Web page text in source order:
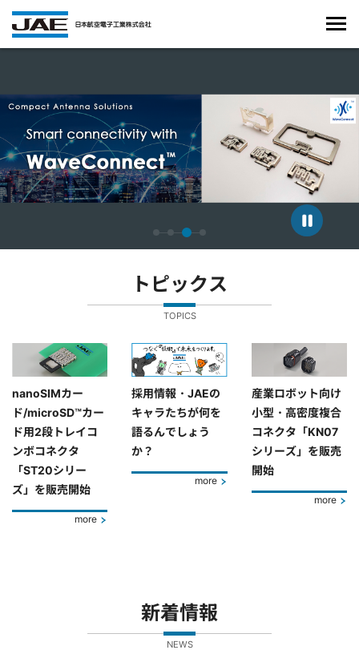
トピックス
TOPICS
nanoSIMカー
ド/microSD™カー
ド用2段トレイコ
ンボコネクタ
「ST20シリー
ズ」を販売開始
more
採用情報・JAEの
キャラたちが何を
語るんでしょう
か？
more
産業ロボット向け
小型・高密度複合
コネクタ「KN07
シリーズ」を販売
開始
more
新着情報
NEWS